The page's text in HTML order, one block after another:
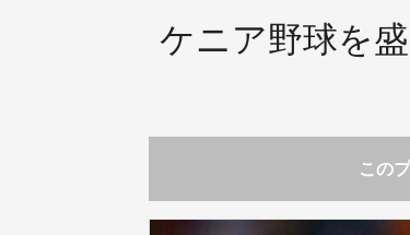
ケニア野球を
この